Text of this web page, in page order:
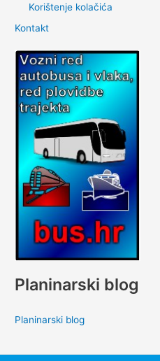
Korištenje kolačića
Kontakt
Planinarski blog
Planinarski blog